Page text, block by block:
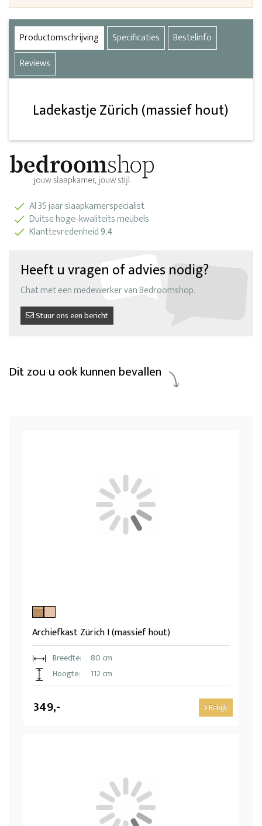
Productomschrijving Specificaties
Bestelinfo
Reviews
Ladekastje Zürich (massief hout)
Al 35 jaar slaapkamerspecialist
Duitse hoge-kwaliteits meubels
Klanttevredenheid9.4
Heeft u vragen of advies nodig?
Chat met een medewerker van Bedroomshop.
Stuur ons een bericht
Dit zou u ook kunnen bevallen
Archiefkast Zürich I (massief hout)
Breedte:
80 cm
Hoogte:
112 cm
349,- Bekijk